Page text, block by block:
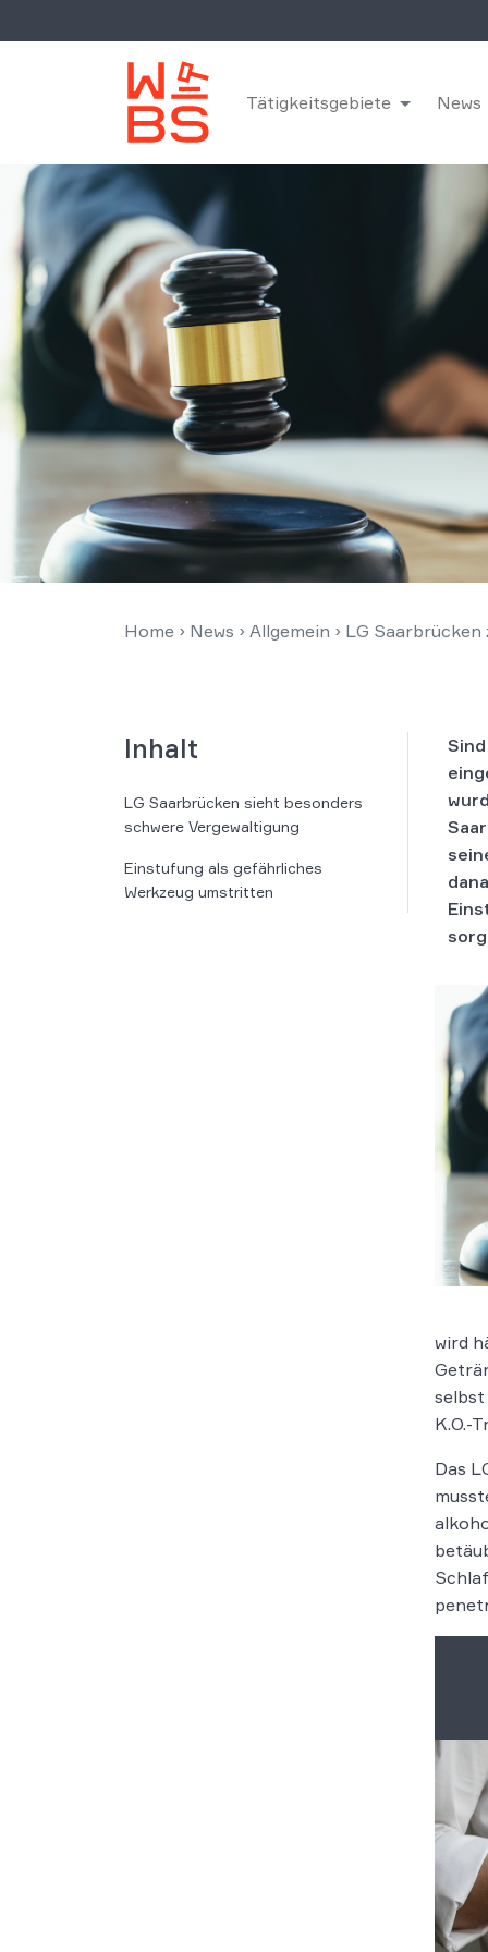
Tätigkeitsgebiete News
Home › News › Allgemein › LG
Inhalt
LG Saarbrücken sieht besonders
schwere Vergewaltigung
Einstufung als gefährliches
Werkzeug umstritten
wird
K.O.-
Das